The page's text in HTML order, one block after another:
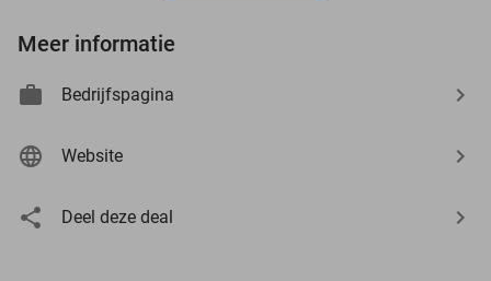
Meer informatie
Bedrijfspagina
Website
Deel deze deal